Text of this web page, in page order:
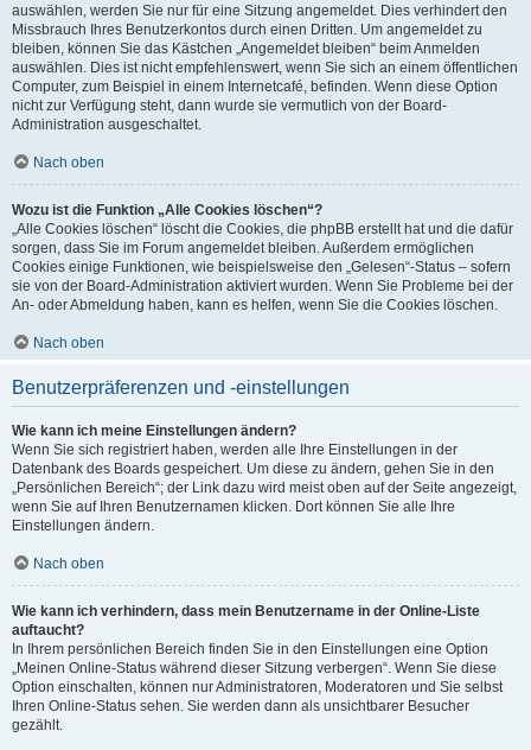
auswählen, werden Sie nur für eine Sitzung angemeldet. Dies verhindert den
Missbrauch Ihres Benutzerkontos durch einen Dritten. Um angemeldet zu
bleiben, können Sie das Kästchen „Angemeldet bleiben“ beim Anmelden
auswählen. Dies ist nicht empfehlenswert, wenn Sie sich an einem öffentlichen
Computer, zum Beispiel in einem Internetcafé, befinden. Wenn diese Option
nicht zur Verfügung steht, dann wurde sie vermutlich von der Board-
Administration ausgeschaltet.
Nach oben
Wozu ist die Funktion „Alle Cookies löschen“?
„Alle Cookies löschen“ löscht die Cookies, die phpBB erstellt hat und die dafür
sorgen, dass Sie im Forum angemeldet bleiben. Außerdem ermöglichen
Cookies einige Funktionen, wie beispielsweise den „Gelesen“-Status – sofern
sie von der Board-Administration aktiviert wurden. Wenn Sie Probleme bei der
An- oder Abmeldung haben, kann es helfen, wenn Sie die Cookies löschen.
Nach oben
Benutzerpräferenzen und -einstellungen
Wie kann ich meine Einstellungen ändern?
Wenn Sie sich registriert haben, werden alle Ihre Einstellungen in der
Datenbank des Boards gespeichert. Um diese zu ändern, gehen Sie in den
„Persönlichen Bereich“; der Link dazu wird meist oben auf der Seite angezeigt,
wenn Sie auf Ihren Benutzernamen klicken. Dort können Sie alle Ihre
Einstellungen ändern.
Nach oben
Wie kann ich verhindern, dass mein Benutzername in der Online-Liste
auftaucht?
In Ihrem persönlichen Bereich finden Sie in den Einstellungen eine Option
„Meinen Online-Status während dieser Sitzung verbergen“. Wenn Sie diese
Option einschalten, können nur Administratoren, Moderatoren und Sie selbst
Ihren Online-Status sehen. Sie werden dann als unsichtbarer Besucher
gezählt.